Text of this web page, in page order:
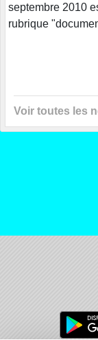
septembre 2010
rubrique
Voir toutes les